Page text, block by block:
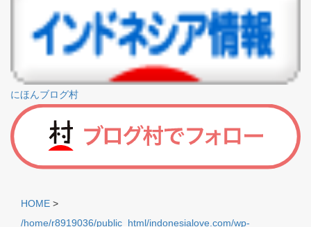
にほんブログ村
HOME >
/home/r8919036/public_html/indonesialove.com/wp-